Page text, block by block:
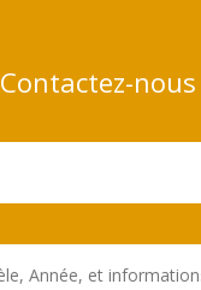
Contactez-